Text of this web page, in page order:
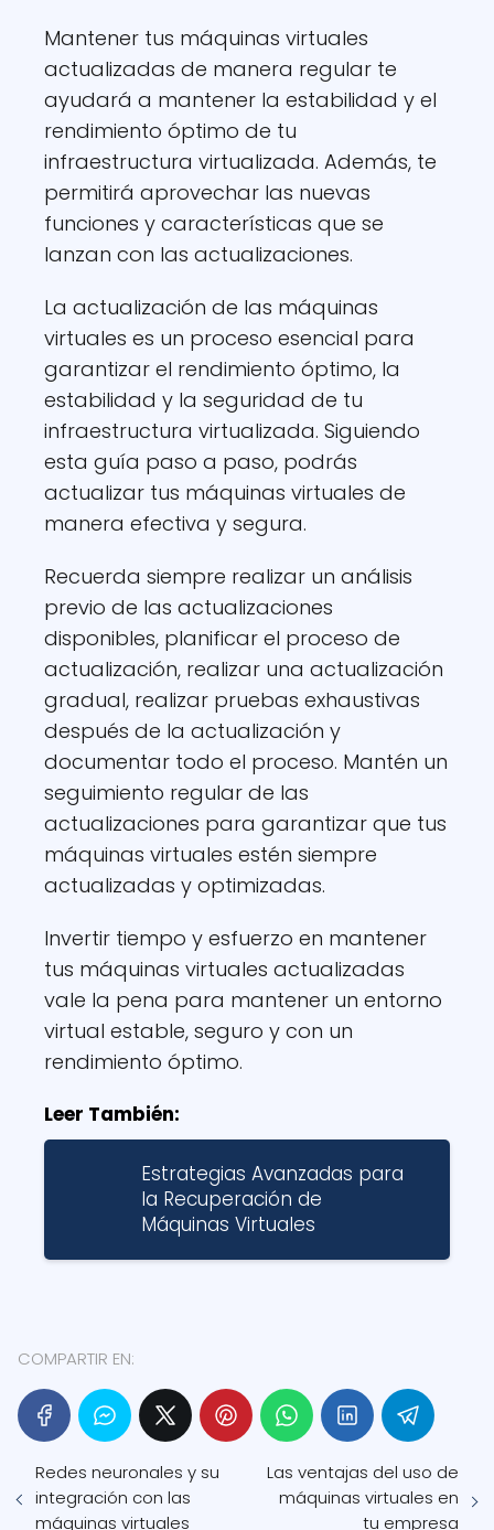
Mantener tus máquinas virtuales
actualizadas de manera regular te
ayudará a mantener la estabilidad y el
rendimiento óptimo de tu
infraestructura virtualizada. Además, te
permitirá aprovechar las nuevas
funciones y características que se
lanzan con las actualizaciones.
La actualización de las máquinas
virtuales es un proceso esencial para
garantizar el rendimiento óptimo, la
estabilidad y la seguridad de tu
infraestructura virtualizada. Siguiendo
esta guía paso a paso, podrás
actualizar tus máquinas virtuales de
manera efectiva y segura.
Recuerda siempre realizar un análisis
previo de las actualizaciones
disponibles, planificar el proceso de
actualización, realizar una actualización
gradual, realizar pruebas exhaustivas
después de la actualización y
documentar todo el proceso. Mantén un
seguimiento regular de las
actualizaciones para garantizar que tus
máquinas virtuales estén siempre
actualizadas y optimizadas.
Invertir tiempo y esfuerzo en mantener
tus máquinas virtuales actualizadas
vale la pena para mantener un entorno
virtual estable, seguro y con un
rendimiento óptimo.
Leer También:
Estrategias Avanzadas para
la Recuperación de
Máquinas Virtuales
COMPARTIR EN:
Redes neuronales y su
integración con las
máquinas virtuales
Las ventajas del uso de
máquinas virtuales en
tu empresa